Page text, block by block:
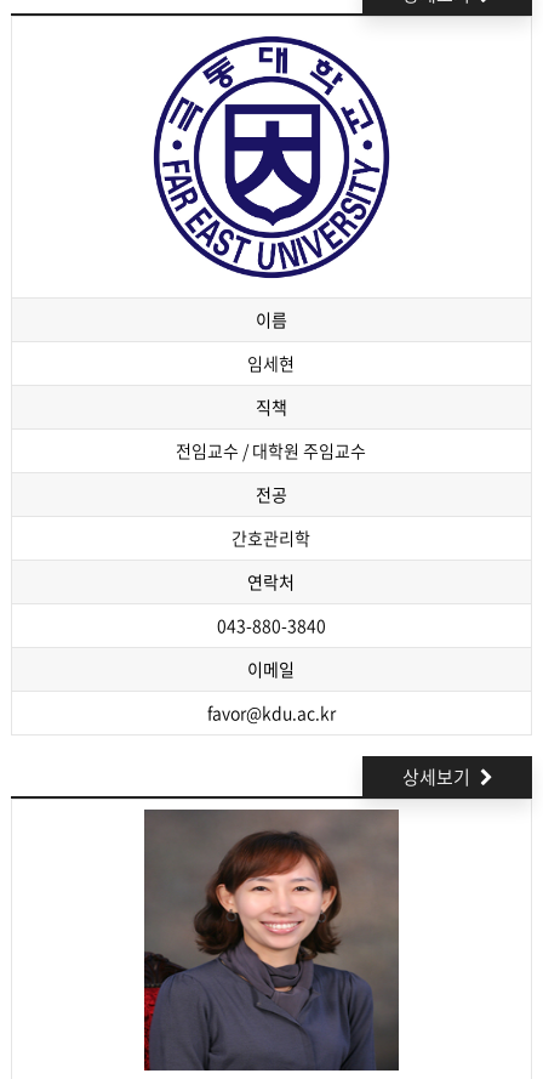
이름
임세현
직책
전임교수 / 대학원 주임교수
전공
간호관리학
연락처
043-880-3840
이메일
favor@kdu.ac.kr
상세보기